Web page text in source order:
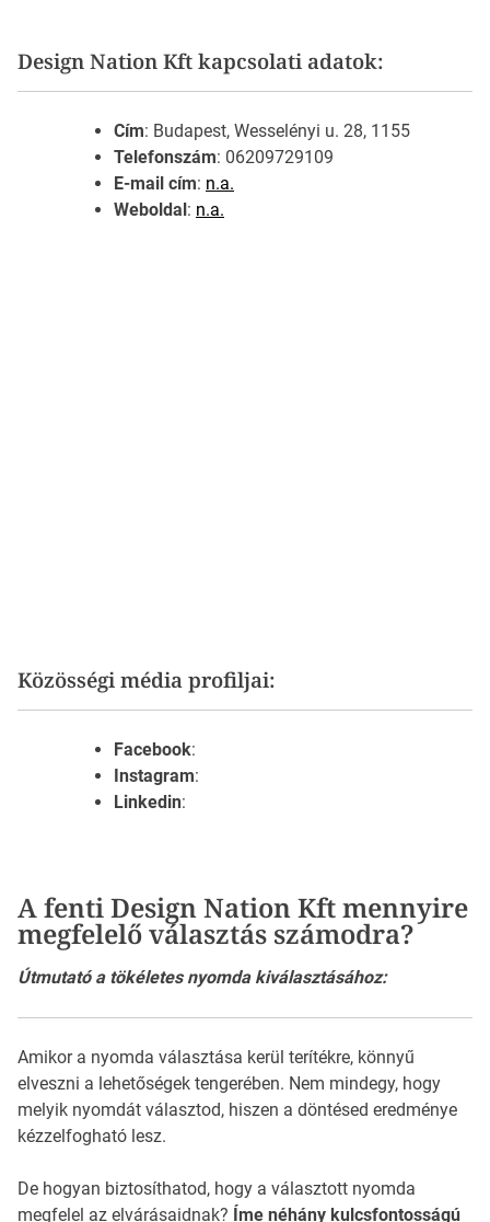
Design Nation Kft kapcsolati adatok:
Cím: Budapest, Wesselényi u. 28, 1155
Telefonszám: 06209729109
E-mail cím: n.a.
Weboldal : n.a.
Közösségi média profiljai:
Facebook:
Instagram:
Linkedin:
A fenti Design Nation Kft mennyire
megfelelő választás számodra?
Útmutató a tökéletes nyomda kiválasztásához:
Amikor a nyomda választása kerül terítékre, könnyű
elveszni a lehetőségek tengerében. Nem mindegy, hogy
melyik nyomdát választod, hiszen a döntésed eredménye
kézzelfogható lesz.
De hogyan biztosíthatod, hogy a választott nyomda
megfelel az elvárásaidnak? Íme néhány kulcsfontosságú